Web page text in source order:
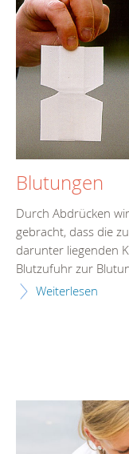
Blutungen
Durch Abdrücken
gebracht, dass die
darunter liegenden
Blutzufuhr zur
Weiterlesen